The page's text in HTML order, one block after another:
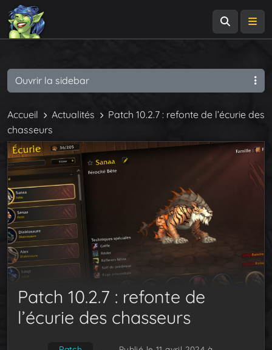
Accueil Actualités
Patch 10.2.7 : refonte de l’écurie des
chasseurs
Patch 10.2.7 : refonte de
l’écurie des chasseurs
Ouvrir la sidebar